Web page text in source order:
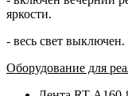
яркости.
- весь свет выключен.
Оборудование для